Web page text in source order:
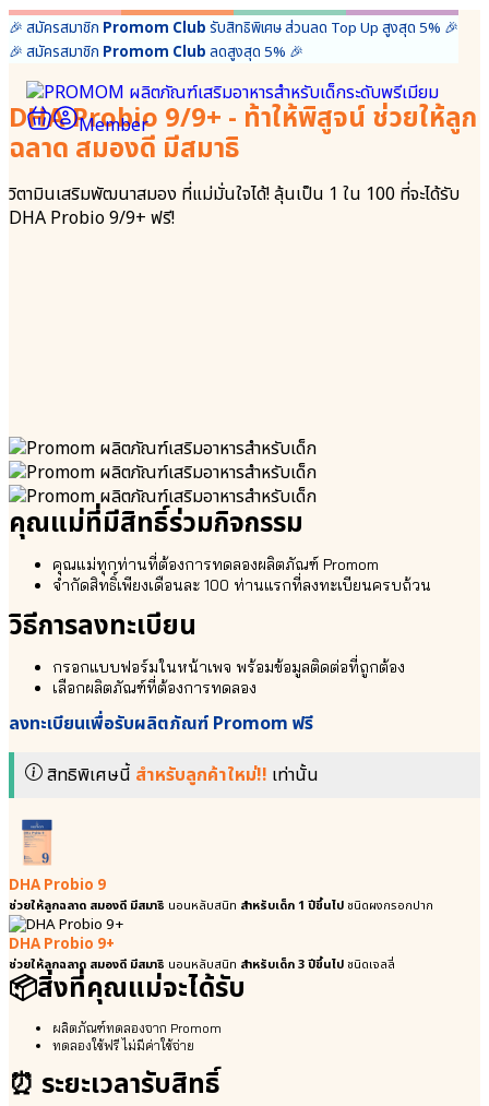
Skip
to
🎉 สมัครสมาชิก Promom Club รับสิทธิพิเศษ ส่วนลด Top Up สูงสุด 5% 🎉
🎉 สมัครสมาชิก Promom Club ลดสูงสุด 5% 🎉
กับ
ผู้ก่อตั้ง
Promom
Mission
ความไว้
วางใจ
จากทั่ว
ประเทศ
ภัณฑ์
หนังสือ
รู้แค่นี้
คนทั้ง
หน้า
สินค้า
Nutri
41|42
แม่
Nutri
Plus
41 |
42
● ลูกซัด
Organic
Fenugreek
● หัวปลี
ออร์แกนิก
Banana
Member
ผู้
ก่อ
คำถาม
เกี่ยว
กับ
ผลิตภัณฑ์
Promom
ความ
วางใจ
ทั่ว
ภัณฑ์
รู้
นี้
ทั้ง
โลก
หน้า
สินค้า
ทั้งหมด
Nutri
Plus
41|42
เพิ่ม
แม่
Nutri
DHA Probio 9/9+ - ท้าให้พิสูจน์ ช่วยให้ลูก
ฉลาด สมองดี มีสมาธิ
วิตามินเสริมพัฒนาสมอง ที่แม่มั่นใจได้! ลุ้นเป็น 1 ใน 100 ที่จะได้รับ
DHA Probio 9/9+ ฟรี!
คุณแม่ที่มีสิทธิ์ร่วมกิจกรรม
คุณแม่ทุกท่านที่ต้องการทดลองผลิตภัณฑ์ Promom
จำกัดสิทธิ์เพียงเดือนละ 100 ท่านแรกที่ลงทะเบียนครบถ้วน
วิธีการลงทะเบียน
กรอกแบบฟอร์มในหน้าเพจ พร้อมข้อมูลติดต่อที่ถูกต้อง
เลือกผลิตภัณฑ์ที่ต้องการทดลอง
ลงทะเบียนเพื่อรับผลิตภัณฑ์ Promom ฟรี
สิทธิพิเศษนี้ สำหรับลูกค้าใหม่!! เท่านั้น
DHA Probio 9
ช่วยให้ลูกฉลาด สมองดี มีสมาธิ นอนหลับสนิท สำหรับเด็ก 1 ปีขึ้นไปชนิดผงกรอกปาก
DHA Probio 9+
ช่วยให้ลูกฉลาด สมองดี มีสมาธิ นอนหลับสนิท สำหรับเด็ก 3 ปีขึ้นไปชนิดเจลลี่
📦สิ่งที่คุณแม่จะได้รับ
ผลิตภัณฑ์ทดลองจาก Promom
ทดลองใช้ฟรี ไม่มีค่าใช้จ่าย
⏰ ระยะเวลารับสิทธิ์